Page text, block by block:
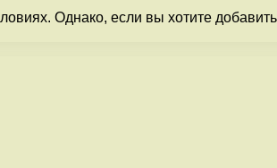
Однако, если вы хотите